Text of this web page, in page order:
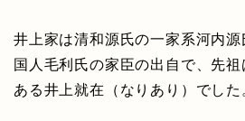
井上家は清和源氏の一家系河内
国人毛利氏の家臣の出自で、先
ある井上就在（なりあり）でした